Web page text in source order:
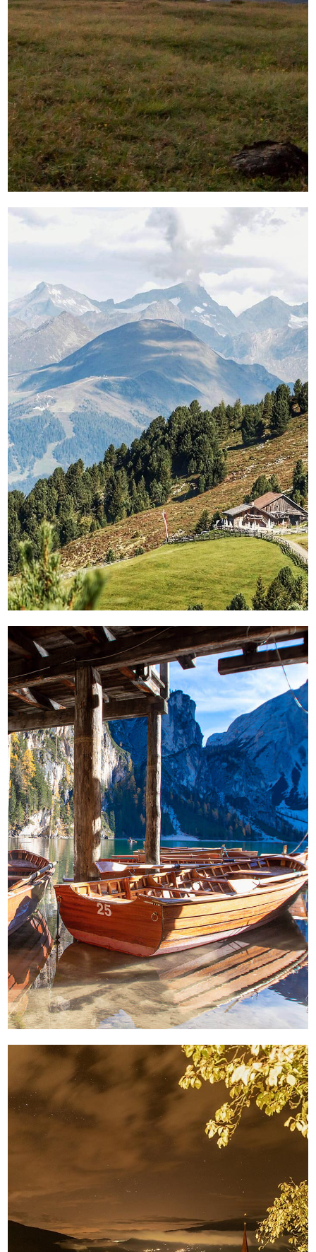
in uno dei numerosi locali del Törggelen. È il
momento degli appassionati di fotografia
che possono catturare tutte le sfumature di
colore dei paesaggi di Bressanone.
Benvenuti negliappartamenti a
Bressanone/Sant’Andrea, benvenuti nella
vostra vacanza in Alto Adige,
La famiglia Ellemunt è lieta di accogliervi.